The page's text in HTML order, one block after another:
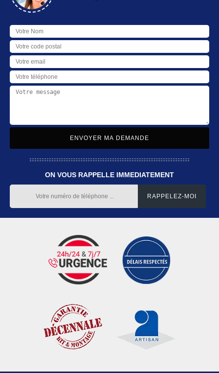
ON VOUS RAPPELLE IMMEDIATEMENT